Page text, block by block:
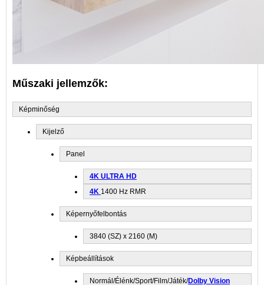
Műszaki jellemzők:
Képminőség
Kijelző
Panel
4K ULTRA HD
4K 1400 Hz RMR
Képernyőfelbontás
3840 (SZ) x 2160 (M)
Képbeállítások
Normál/Élénk/Sport/Film/Játék/Dolby Vision